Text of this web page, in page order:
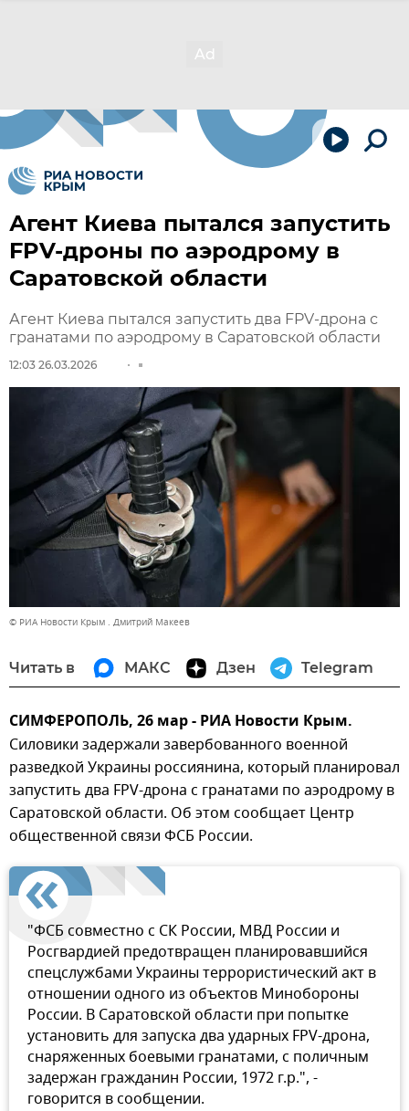
Агент Киева пытался запустить
FPV-дроны по аэродрому в
Саратовской области
Агент Киева пытался запустить два FPV-дрона с
гранатами по аэродрому в Саратовской области
12:03 26.03.2026
© РИА Новости Крым . Дмитрий Макеев
Читать в МАКС Дзен Telegram
СИМФЕРОПОЛЬ, 26 мар - РИА Новости Крым.
Силовики задержали завербованного военной
разведкой Украины россиянина, который планировал
запустить два FPV-дрона с гранатами по аэродрому в
Саратовской области. Об этом сообщает Центр
общественной связи ФСБ России.
"ФСБ совместно с СК России, МВД России и
Росгвардией предотвращен планировавшийся
спецслужбами Украины террористический акт в
отношении одного из объектов Минобороны
России. В Саратовской области при попытке
установить для запуска два ударных FPV-дрона,
снаряженных боевыми гранатами, с поличным
задержан гражданин России, 1972 г.р.", -
говорится в сообщении.